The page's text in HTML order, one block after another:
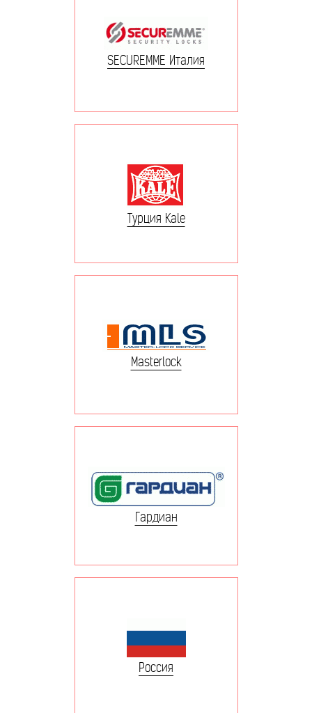
SECUREMME Италия
Турция Kale
Masterlock
Гардиан
Россия